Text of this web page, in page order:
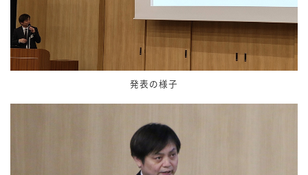
発表の様子